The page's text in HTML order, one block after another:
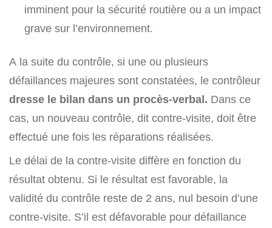
imminent pour la sécurité routière ou a un impact
grave sur l’environnement.
A la suite du contrôle, si une ou plusieurs
défaillances majeures sont constatées, le contrôleur
dresse le bilan dans un procès-verbal. Dans ce
cas, un nouveau contrôle, dit contre-visite, doit être
effectué une fois les réparations réalisées.
Le délai de la contre-visite diffère en fonction du
résultat obtenu. Si le résultat est favorable, la
validité du contrôle reste de 2 ans, nul besoin d’une
contre-visite. S’il est défavorable pour défaillance